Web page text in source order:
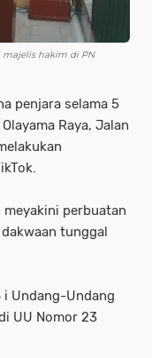
majelis hakim di PN
penjara selama 5
Raya, Jalan
perbuatan
tunggal
Undang-Undang
UU Nomor 23